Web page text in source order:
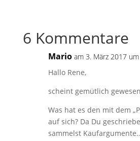
6 Kommentare
Mario am 3. März 2017
Hallo Rene,
scheint gemütlich
Was hat es den mit dem
auf sich? Da Du
sammelst